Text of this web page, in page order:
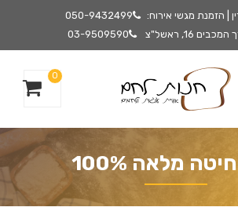
| הזמנת מגשי אירוח:
050-9432499
16, ראשל"צ
03-9509590
0
מלאה 100%